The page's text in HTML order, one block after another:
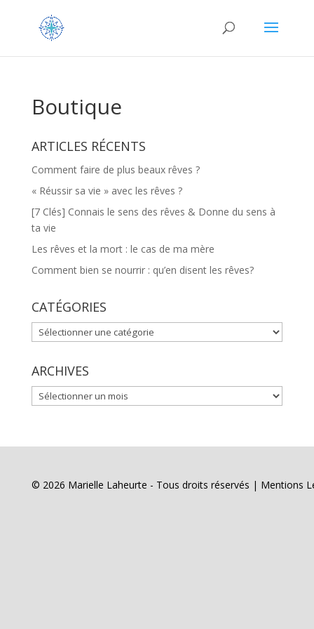
Boutique
ARTICLES RÉCENTS
Comment faire de plus beaux rêves ?
« Réussir sa vie » avec les rêves ?
[7 Clés] Connais le sens des rêves & Donne du sens à
ta vie
Les rêves et la mort : le cas de ma mère
Comment bien se nourrir : qu’en disent les rêves?
CATÉGORIES
CATÉGORIES
ARCHIVES
ARCHIVES
© 2026 Marielle Laheurte - Tous droits réservés | Mentions